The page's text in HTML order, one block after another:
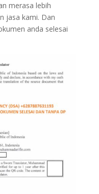
merasa lebih
jasa kami. Dan
anda selesai